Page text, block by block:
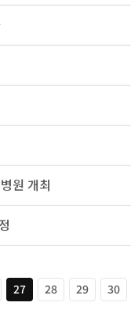
원 개최
27 28 29 30